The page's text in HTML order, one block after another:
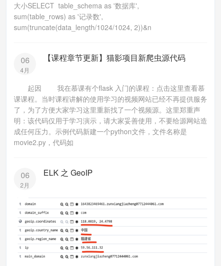
大小SELECT table_schema as '数据库',
sum(table_rows) as '记录数',
sum(truncate(data_length/1024/1024, 2))&n
06
4月
【课程章节更新】猫影项目新爬虫源代码
起因 我在慕课有个flask 入门的课程：点击这里查看慕
课课程。当时课程讲解的使用学习的视频网站已经不再提供服务
了，为了方便大家学习这里重新找了一个视频源。这里郑重声
明：该代码仅用于学习演示，请大家妥善使用，不要给源网站造
成任何压力。示例代码新建一个python文件，文件名称是
movie2.py，代码如
06
2月
ELK 之 GeoIP